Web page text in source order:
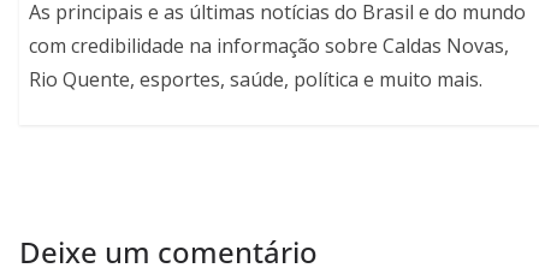
As principais e as últimas notícias do Brasil e do mundo
com credibilidade na informação sobre Caldas Novas,
Rio Quente, esportes, saúde, política e muito mais.
Deixe um comentário